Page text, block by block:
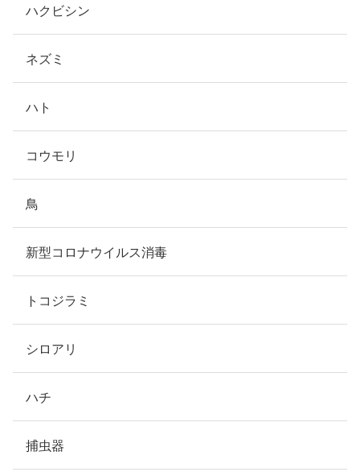
ハクビシン
ネズミ
ハト
コウモリ
鳥
新型コロナウイルス消毒
トコジラミ
シロアリ
ハチ
捕虫器